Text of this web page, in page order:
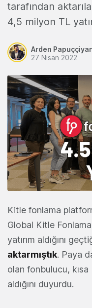
tarafından
4,5 milyon TL
Arden
27 Nisan 2022
Kitle fonlama
Global Kitle
yatırım aldığını
aktarmıştık. Paya
olan fonbulucu, kısa
aldığını duyurdu.